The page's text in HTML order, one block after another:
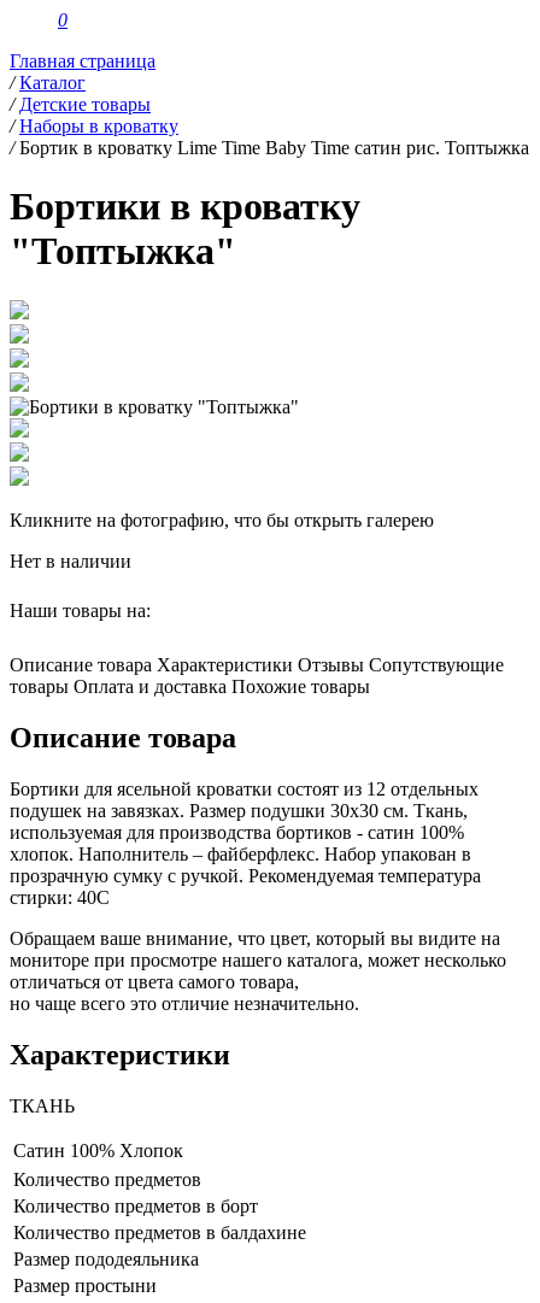
0
Главная страница
/ Каталог
/ Детские товары
/ Наборы в кроватку
/ Бортик в кроватку Lime Time Baby Time сатин рис. Топтыжка
Бортики в кроватку
"Топтыжка"
Кликните на фотографию, что бы открыть галерею
Нет в наличии
Наши товары на:
Описание товара Характеристики Отзывы Сопутствующие
товары Оплата и доставка Похожие товары
Описание товара
Бортики для ясельной кроватки состоят из 12 отдельных
подушек на завязках. Размер подушки 30х30 см. Ткань,
используемая для производства бортиков - сатин 100%
хлопок. Наполнитель – файберфлекс. Набор упакован в
прозрачную сумку с ручкой. Рекомендуемая температура
стирки: 40С
Обращаем ваше внимание, что цвет, который вы видите на
мониторе при просмотре нашего каталога, может несколько
отличаться от цвета самого товара,
но чаще всего это отличие незначительно.
Характеристики
ТКАНЬ
Сатин 100% Хлопок
Количество предметов
Количество предметов в борт
Количество предметов в балдахине
Размер пододеяльника
Размер простыни